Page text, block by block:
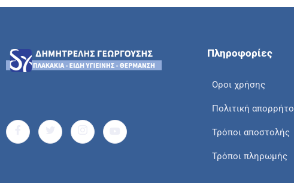
Πληροφορίες
Οροι χρήσης
Πολιτική
Τρόποι αποστολής
Τρόποι πληρωμής